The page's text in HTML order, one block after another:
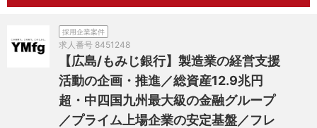
採用企業案件
求人番号 8451248
【広島/もみじ銀行】製造業の経営支援
活動の企画・推進／総資産12.9兆円
超・中四国九州最大級の金融グループ
／プライム上場企業の安定基盤／フレ